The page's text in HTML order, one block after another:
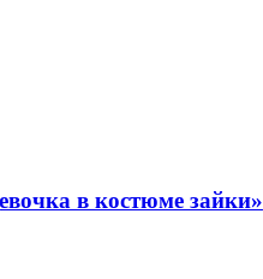
в костюме зайки»